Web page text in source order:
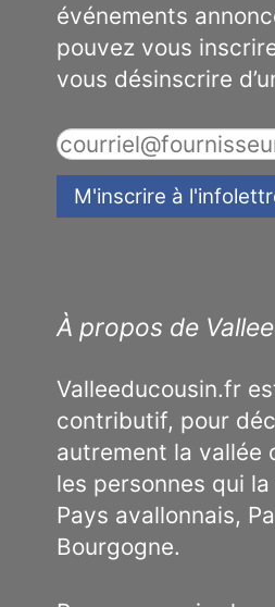
événements
pouvez vous
vous désinscrire
À propos de
Valleeducousin.fr
contributif, pour
autrement la vallée
les personnes qui
Pays avallonnais,
Bourgogne.